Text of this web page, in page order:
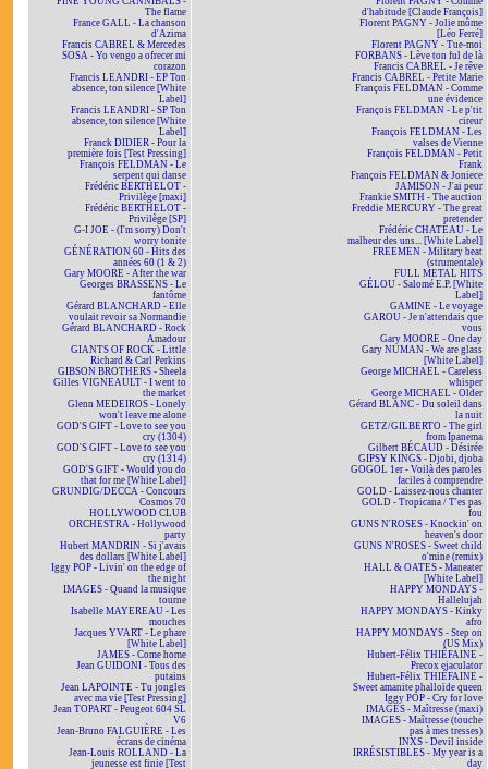
The flame
France GALL - La chanson
d'Azima
Francis CABREL & Mercedes
SOSA - Yo vengo a ofrecer mi
corazon
Francis LEANDRI - EP Ton
absence, ton silence [White
Label]
Francis LEANDRI - SP Ton
absence, ton silence [White
Label]
Franck DIDIER - Pour la
première fois [Test Pressing]
François FELDMAN - Le
serpent qui danse
Frédéric BERTHELOT -
Privilège [maxi]
Frédéric BERTHELOT -
Privilège [SP]
G-I JOE - (I'm sorry) Don't
worry tonite
GÉNÉRATION 60 - Hits des
années 60 (1 & 2)
Gary MOORE - After the war
Georges BRASSENS - Le
fantôme
Gérard BLANCHARD - Elle
voulait revoir sa Normandie
Gérard BLANCHARD - Rock
Amadour
GIANTS OF ROCK - Little
Richard & Carl Perkins
GIBSON BROTHERS - Sheela
Gilles VIGNEAULT - I went to
the market
Glenn MEDEIROS - Lonely
won't leave me alone
GOD'S GIFT - Love to see you
cry (1304)
GOD'S GIFT - Love to see you
cry (1314)
GOD'S GIFT - Would you do
that for me [White Label]
GRUNDIG/DECCA - Concours
Cosmos 70
HOLLYWOOD CLUB
ORCHESTRA - Hollywood
party
Hubert MANDRIN - Si j'avais
des dollars [White Label]
Iggy POP - Livin' on the edge of
the night
IMAGES - Quand la musique
tourne
Isabelle MAYEREAU - Les
mouches
Jacques YVART - Le phare
[White Label]
JAMES - Come home
Jean GUIDONI - Tous des
putains
Jean LAPOINTE - Tu jongles
avec ma vie [Test Pressing]
Jean TOPART - Peugeot 604 SL
V6
Jean-Bruno FALGUIÈRE - Les
écrans de cinéma
Jean-Louis ROLLAND - La
jeunesse est finie [Test
d'habitude [Claude François]
Florent PAGNY - Jolie môme
[Léo Ferré]
Florent PAGNY - Tue-moi
FORBANS - Lève ton ful de là
Francis CABREL - Je rêve
Francis CABREL - Petite Marie
François FELDMAN - Comme
une évidence
François FELDMAN - Le p'tit
cireur
François FELDMAN - Les
valses de Vienne
François FELDMAN - Petit
Frank
François FELDMAN & Joniece
JAMISON - J'ai peur
Frankie SMITH - The auction
Freddie MERCURY - The great
pretender
Frédéric CHATEAU - Le
malheur des uns... [White Label]
FREEMEN - Military beat
(strumentale)
FULL METAL HITS
GÉLOU - Salomé E.P. [White
Label]
GAMINE - Le voyage
GAROU - Je n'attendais que
vous
Gary MOORE - One day
Gary NUMAN - We are glass
[White Label]
George MICHAEL - Careless
whisper
George MICHAEL - Older
Gérard BLANC - Du soleil dans
la nuit
GETZ/GILBERTO - The girl
from Ipanema
Gilbert BÉCAUD - Désirée
GIPSY KINGS - Djobi, djoba
GOGOL 1er - Voilà des paroles
faciles à comprendre
GOLD - Laissez-nous chanter
GOLD - Tropicana / T'es pas
fou
GUNS N'ROSES - Knockin' on
heaven's door
GUNS N'ROSES - Sweet child
o'mine (remix)
HALL & OATES - Maneater
[White Label]
HAPPY MONDAYS -
Hallelujah
HAPPY MONDAYS - Kinky
afro
HAPPY MONDAYS - Step on
(US Mix)
Hubert-Félix THIÉFAINE -
Precox ejaculator
Hubert-Félix THIÉFAINE -
Sweet amanite phalloïde queen
Iggy POP - Cry for love
IMAGES - Maîtresse (maxi)
IMAGES - Maîtresse (touche
pas à mes tresses)
INXS - Devil inside
IRRÉSISTIBLES - My year is a
day